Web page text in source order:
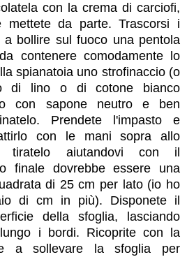
con la crema di carciofi,
mettete da parte. Trascorsi i
bollire sul fuoco una pentola
contenere comodamente lo
spianatoia uno strofinaccio (o
di lino o di cotone bianco
con sapone neutro e ben
Prendete l'impasto e
con le mani sopra allo
tiratelo aiutandovi con il
finale dovrebbe essere una
di 25 cm per lato (io ho
di cm in più). Disponete il
della sfoglia, lasciando
i bordi. Ricoprite con la
a sollevare la sfoglia per